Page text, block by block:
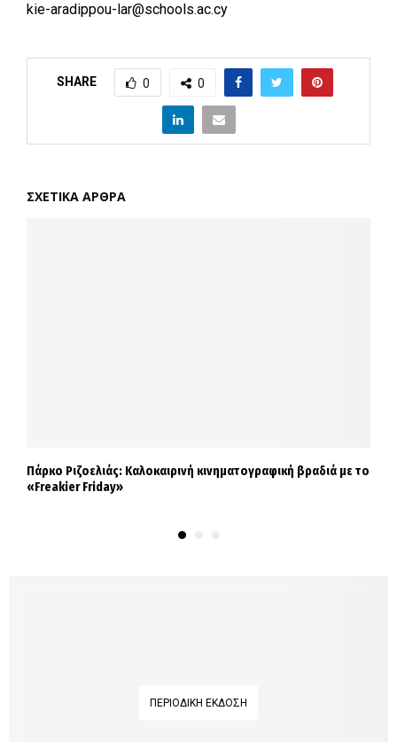
kie-aradippou-lar@schools.ac.cy
SHARE 0 0
ΣΧΕΤΙΚΑ ΑΡΘΡΑ
Πάρκο Ριζοελιάς: Καλοκαιρινή κινηματογραφική βραδιά με το
«Freakier Friday»
ΠΕΡΙΟΔΙΚΉ ΈΚΔΟΣΗ